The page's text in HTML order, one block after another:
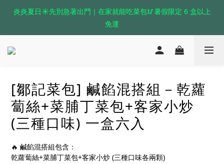
炎炎夏日☀️先別急著出門｜在家就能吃菜包🥢暑假限定 6 盒以上
免運
[鄒記菜包] 鹹餡混搭組－乾蘿
蔔絲+菜脯丁菜包+客家小炒
(三種口味) 一盒六入
🔥 鹹餡混搭組包含：
乾蘿蔔絲+菜脯丁菜包+客家小炒 (三種口味各兩顆)